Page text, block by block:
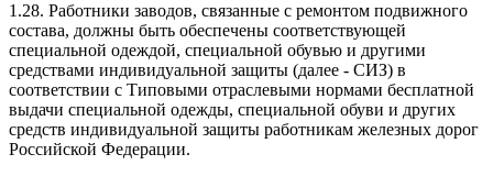
1.28. Работники заводов, связанные с ремонтом подвижного
состава, должны быть обеспечены соответствующей
специальной одеждой, специальной обувью и другими
средствами индивидуальной защиты (далее - СИЗ) в
соответствии с Типовыми отраслевыми нормами бесплатной
выдачи специальной одежды, специальной обуви и других
средств индивидуальной защиты работникам железных дорог
Российской Федерации.